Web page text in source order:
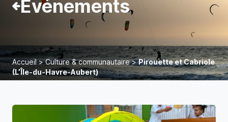
Événements
Accueil>Culture & communautaire>Pirouette et Cabriole
(L’Île-du-Havre-Aubert)